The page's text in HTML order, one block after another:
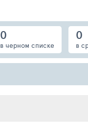
0
в черном списке
0
в